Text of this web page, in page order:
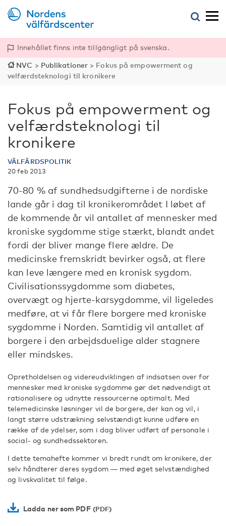
Innehållet finns inte tillgängligt på svenska.
NVC > Publikationer > Fokus på empowerment og
velfærdsteknologi til kronikere
Fokus på empowerment og
velfærdsteknologi til
kronikere
VÄLFÄRDSPOLITIK
20 feb 2013
70-80 % af sundhedsudgifterne i de nordiske
lande går i dag til kronikerområdet I løbet af
de kommende år vil antallet af mennesker med
kroniske sygdomme stige stærkt, blandt andet
fordi der bliver mange flere ældre. De
medicinske fremskridt bevirker også, at flere
kan leve længere med en kronisk sygdom.
Civilisationssygdomme som diabetes,
overvægt og hjerte-karsygdomme, vil ligeledes
medføre, at vi får flere borgere med kroniske
sygdomme i Norden. Samtidig vil antallet af
borgere i den arbejdsduelige alder stagnere
eller mindskes.
Opretholdelsen og videreudviklingen af indsatsen over for
mennesker med kroniske sygdomme gør det nødvendigt at
rationalisere og udnytte ressourcerne optimalt. Med
telemedicinske løsninger vil de borgere, der kan og vil, i
langt større udstrækning selvstændigt kunne udføre en
række af de ydelser, som i dag bliver udført af personale i
social- og sundhedssektoren.
I dette temahefte kommer vi bredt rundt om kronikere, der
selv håndterer deres sygdom ― med øget selvstændighed
og livskvalitet til følge.
Ladda ner som PDF